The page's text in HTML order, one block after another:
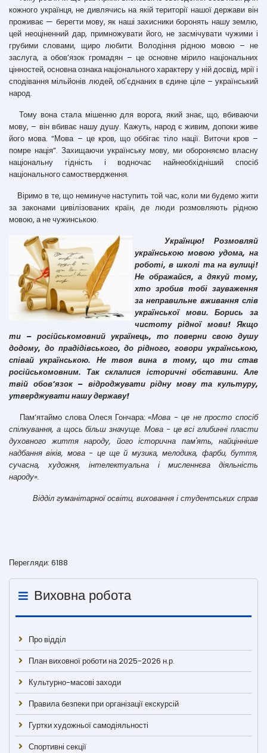
кожного українця, не дивлячись на якій території нашої держави він
проживає — берегти мову, як наші захисники боронять нашу землю,
цей неоціненний дар, примножувати його, не засмічувати чужими і
грубими словами, щиро любити. Володіння рідною мовою – не
заслуга, а обов’язок громадян – це основне мірило національних
цінностей, основна ознака національного характеру у ній досвід, мрії і
сподівання мільйонів людей, об'єднаних в єдине ціле – український
народ.
Тому вона стала мішенню для ворога, який знає, що, вбиваючи
мову, – він вбиває нашу душу. Кажуть, народ є живим, допоки живе
його мова. “Мова – це кров, що оббігає тіло нації. Виточи кров –
помре нація”. Захищаючи українську мову, ми обороняємо власну
національну гідність і водночас найнеобхідніший спосіб
національного самоствердження.
Віримо в те, що неминуче наступить той час, коли ми будемо жити
за законами цивілізованих країн, де люди розмовляють рідною
мовою, а не чужинською.
Українцю! Розмовляй
українською мовою удома, на
роботі, в школі та на вулиці!
Не ображайся, а дякуй тому,
хто зробив тобі зауваження
за неправильне вживання слів
української мови. Борись за
чистоту рідної мови! Якщо
ти – російськомовний українець, то поверни свою душу
додому, до прадідівського, до рідного, говори українською,
співай українською. Не твоя вина в тому, що ти став
російськомовним. Так склалися історичні обставини. Але
твій обов’язок – відроджувати рідну мову та культуру,
утверджувати нашу державу!
Пам’ятаймо слова Олеся Гончара:«Мова - це не просто спосіб
спілкування, а щось більш значуще. Мова - це всі глибинні пласти
духовного життя народу, його історична пам'ять, найцінніше
надбання віків, мова - це ще й музика, мелодика, фарби, буття,
сучасна, художня, інтелектуальна і мисленнєва діяльність
народу».
Відділ гуманітарної освіти, виховання і студентських справ
Перегляди: 6188
Виховна робота
Про відділ
План виховної роботи на 2025-2026 н.р.
Культурно-масові заходи
Правила безпеки при організації екскурсій
Гуртки художньої самодіяльності
Спортивні секції